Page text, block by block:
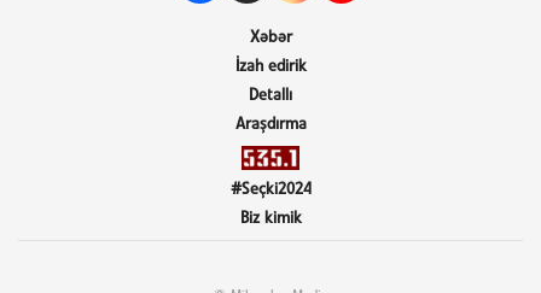
Xəbər
İzah edirik
Detallı
Araşdırma
#Seçki2024
Biz kimik